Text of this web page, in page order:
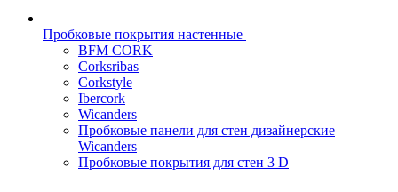
Пробковые покрытия настенные
BFM CORK
Corksribas
Corkstyle
Ibercork
Wicanders
Пробковые панели для стен дизайнерские
Wicanders
Пробковые покрытия для стен 3 D